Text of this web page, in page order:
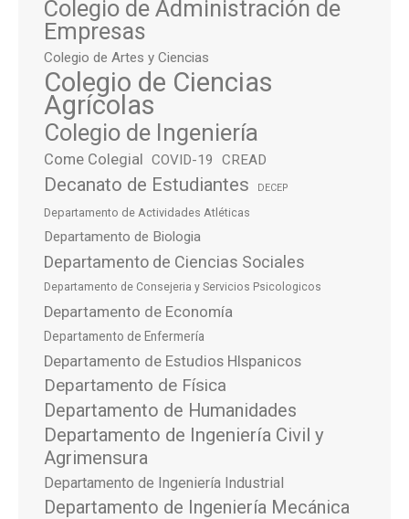
Colegio de Administración de
Empresas
Colegio de Artes y Ciencias
Colegio de Ciencias
Agrícolas
Colegio de Ingeniería
Come Colegial COVID-19 CREAD
Decanato de Estudiantes DECEP
Departamento de Actividades Atléticas
Departamento de Biologia
Departamento de Ciencias Sociales
Departamento de Consejeria y Servicios Psicologicos
Departamento de Economía
Departamento de Enfermería
Departamento de Estudios HIspanicos
Departamento de Física
Departamento de Humanidades
Departamento de Ingeniería Civil y
Agrimensura
Departamento de Ingeniería Industrial
Departamento de Ingeniería Mecánica